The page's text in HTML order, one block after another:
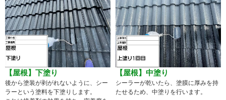
【屋根】下塗り
後から塗装が剥がれないように、シー
ラーという塗料を下塗りします。
【屋根】中塗り
シーラーが乾いたら、塗膜に厚みを持
たせるため、中塗りを行います。